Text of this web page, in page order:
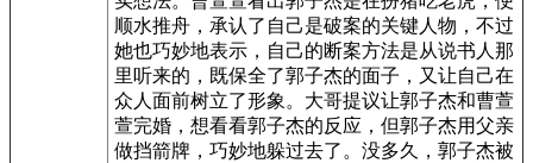
顺水推舟，承认了自己是破案的关键人物，不过
她也巧妙地表示，自己的断案方法是从说书人那
里听来的，既保全了郭子杰的面子，又让自己在
众人面前树立了形象。大哥提议让郭子杰和曹萱
萱完婚，想看看郭子杰的反应，但郭子杰用父亲
做挡箭牌，巧妙地躲过去了。没多久，郭子杰被